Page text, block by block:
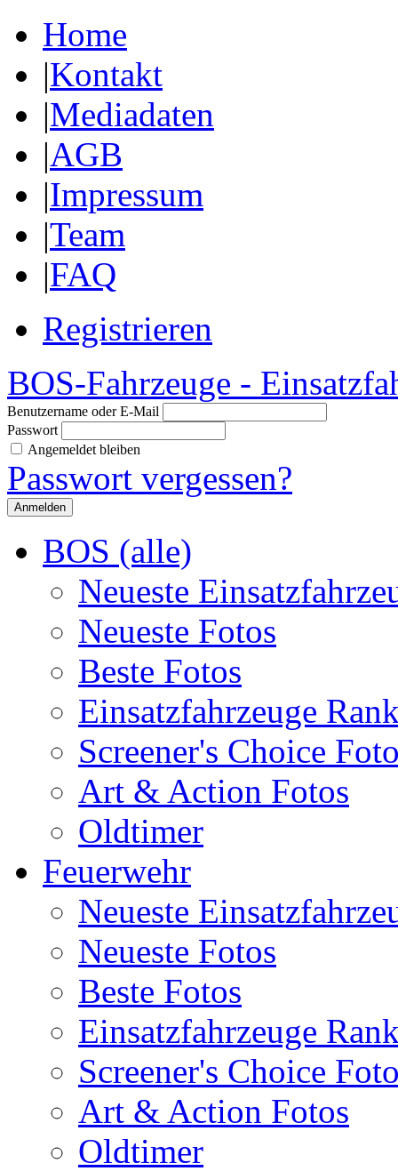
Home
|Kontakt
|Mediadaten
|AGB
|Impressum
|Team
|FAQ
Registrieren
BOS-Fahrzeuge -
Benutzername oder E-Mail
Passwort
Angemeldet bleiben
Passwort vergessen?
BOS (alle)
Neueste
Neueste Fotos
Beste Fotos
Einsatzfahrzeuge
Screener's Choice
Art & Action Fotos
Oldtimer
Feuerwehr
Neueste
Neueste Fotos
Beste Fotos
Einsatzfahrzeuge
Screener's Choice
Art & Action Fotos
Oldtimer